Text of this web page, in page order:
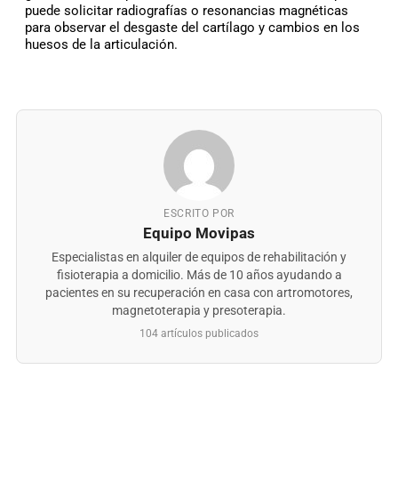
puede solicitar radiografías o resonancias magnéticas
para observar el desgaste del cartílago y cambios en los
huesos de la articulación.
ESCRITO POR
Equipo Movipas
Especialistas en alquiler de equipos de rehabilitación y
fisioterapia a domicilio. Más de 10 años ayudando a
pacientes en su recuperación en casa con artromotores,
magnetoterapia y presoterapia.
104 artículos publicados